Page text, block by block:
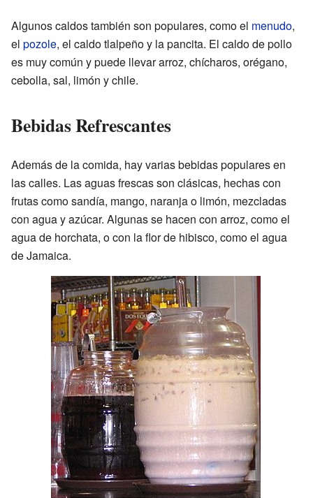
Algunos caldos también son populares, como el menudo,
el pozole, el caldo tlalpeño y la pancita. El caldo de pollo
es muy común y puede llevar arroz, chícharos, orégano,
cebolla, sal, limón y chile.
Bebidas Refrescantes
Además de la comida, hay varias bebidas populares en
las calles. Las aguas frescas son clásicas, hechas con
frutas como sandía, mango, naranja o limón, mezcladas
con agua y azúcar. Algunas se hacen con arroz, como el
agua de horchata, o con la flor de hibisco, como el agua
de Jamaica.